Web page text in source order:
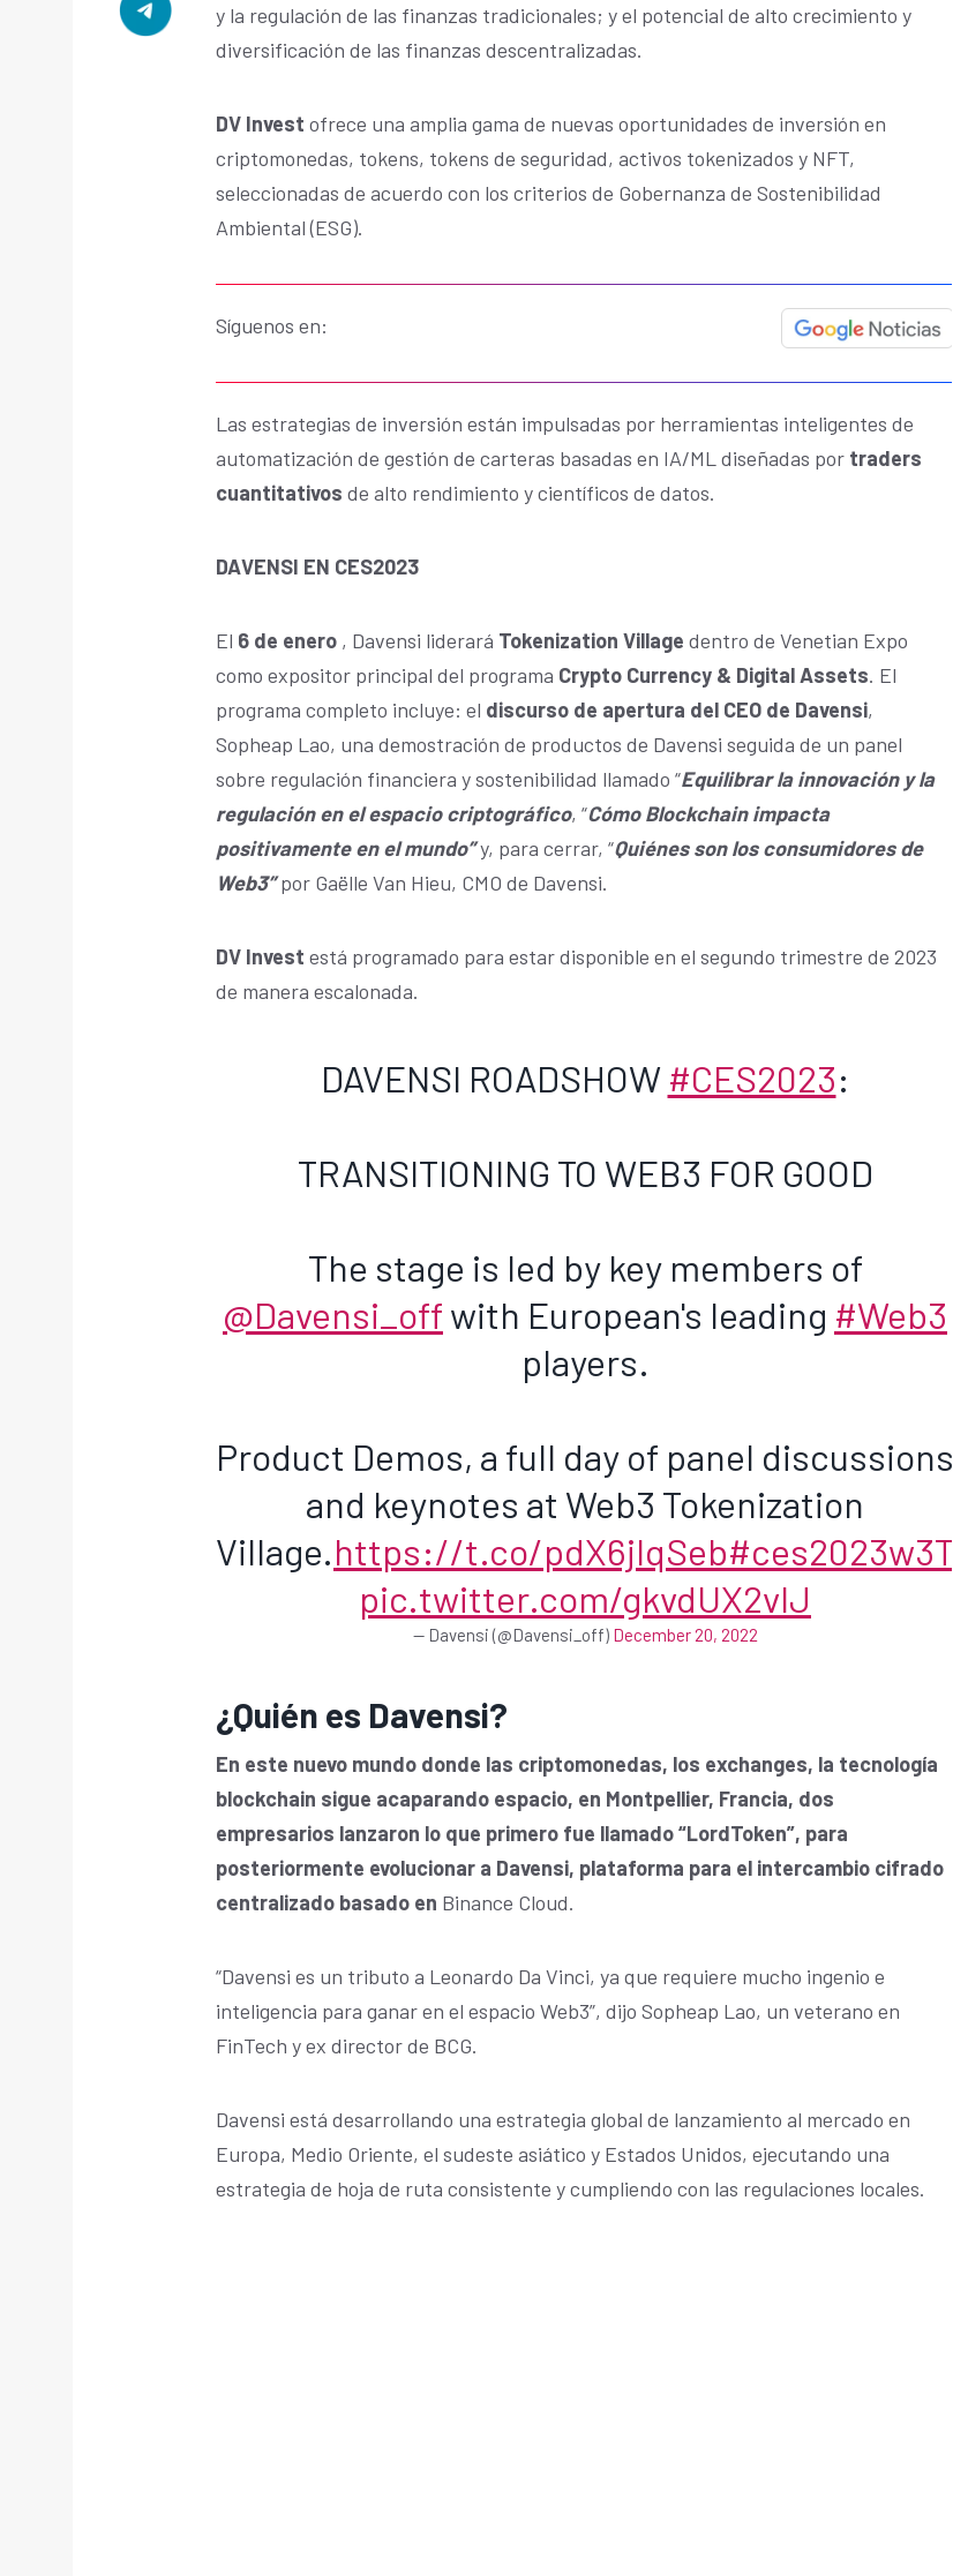
y la regulación de las finanzas tradicionales; y el potencial de alto crecimiento y
diversificación de las finanzas descentralizadas.
DV Invest ofrece una amplia gama de nuevas oportunidades de inversión en
criptomonedas, tokens, tokens de seguridad, activos tokenizados y NFT,
seleccionadas de acuerdo con los criterios de Gobernanza de Sostenibilidad
Ambiental (ESG).
Síguenos en:
Las estrategias de inversión están impulsadas por herramientas inteligentes de
automatización de gestión de carteras basadas en IA/ML diseñadas por traders
cuantitativos de alto rendimiento y científicos de datos.
DAVENSI EN CES2023
El 6 de enero , Davensi liderará Tokenization Village dentro de Venetian Expo
como expositor principal del programa Crypto Currency & Digital Assets. El
programa completo incluye: el discurso de apertura del CEO de Davensi,
Sopheap Lao, una demostración de productos de Davensi seguida de un panel
sobre regulación financiera y sostenibilidad llamado “Equilibrar la innovación y la
regulación en el espacio criptográfico, “Cómo Blockchain impacta
positivamente en el mundo”y, para cerrar, “Quiénes son los consumidores de
Web3”por Gaëlle Van Hieu, CMO de Davensi.
DV Invest está programado para estar disponible en el segundo trimestre de 2023
de manera escalonada.
DAVENSI ROADSHOW #CES2023:
TRANSITIONING TO WEB3 FOR GOOD
The stage is led by key members of
@Davensi_off with European's leading #Web3
players.
Product Demos, a full day of panel discussions
and keynotes at Web3 Tokenization
Village.https://t.co/pdX6jIqSeb#ces2023w3T
pic.twitter.com/gkvdUX2vIJ
— Davensi (@Davensi_off) December 20, 2022
¿Quién es Davensi?
En este nuevo mundo donde las criptomonedas, los exchanges, la tecnología
blockchain sigue acaparando espacio, en Montpellier, Francia, dos
empresarios lanzaron lo que primero fue llamado “LordToken”, para
posteriormente evolucionar a Davensi, plataforma para el intercambio cifrado
centralizado basado en Binance Cloud.
“Davensi es un tributo a Leonardo Da Vinci, ya que requiere mucho ingenio e
inteligencia para ganar en el espacio Web3”, dijo Sopheap Lao, un veterano en
FinTech y ex director de BCG.
Davensi está desarrollando una estrategia global de lanzamiento al mercado en
Europa, Medio Oriente, el sudeste asiático y Estados Unidos, ejecutando una
estrategia de hoja de ruta consistente y cumpliendo con las regulaciones locales.